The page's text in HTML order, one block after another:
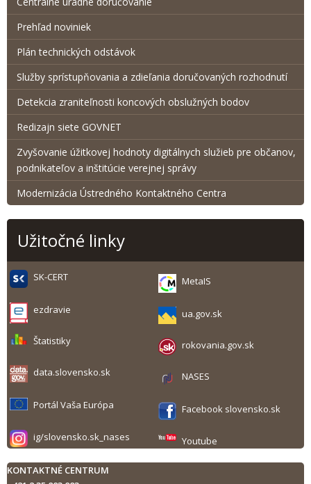
Prehľad noviniek
Plán technických odstávok
Služby sprístupňovania a zdieľania doručovaných rozhodnutí
Detekcia zraniteľnosti koncových obslužných bodov
Redizajn siete GOVNET
Zvyšovanie úžitkovej hodnoty digitálnych služieb pre občanov,
podnikateľov a inštitúcie verejnej správy
Modernizácia Ústredného Kontaktného Centra
Užitočné linky
SK-CERT MetaIS
ezdravie ua.gov.sk
Štatistiky rokovania.gov.sk
data.slovensko.sk NASES
Portál Vaša Európa Facebook slovensko.sk
ig/slovensko.sk_nases Youtube
KONTAKTNÉ CENTRUM